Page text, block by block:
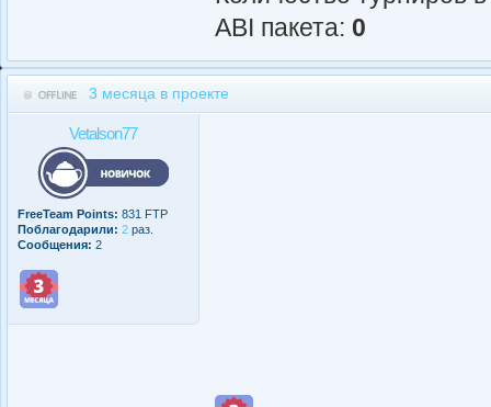
АBI пакета: 0
3 месяца в проекте
Vetalson77
FreeTeam Points: 831 FTP
Поблагодарили: 2 раз.
Сообщения: 2